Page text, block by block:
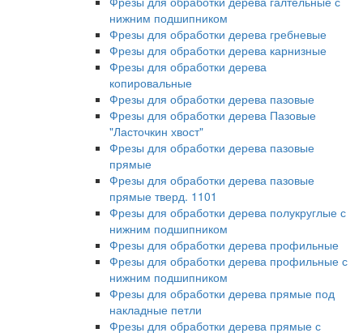
нижним подшипником
Фрезы для обработки дерева гребневые
Фрезы для обработки дерева карнизные
Фрезы для обработки дерева
копировальные
Фрезы для обработки дерева пазовые
Фрезы для обработки дерева Пазовые
"Ласточкин хвост"
Фрезы для обработки дерева пазовые
прямые
Фрезы для обработки дерева пазовые
прямые тверд. 1101
Фрезы для обработки дерева полукруглые с
нижним подшипником
Фрезы для обработки дерева профильные
Фрезы для обработки дерева профильные с
нижним подшипником
Фрезы для обработки дерева прямые под
накладные петли
Фрезы для обработки дерева прямые с